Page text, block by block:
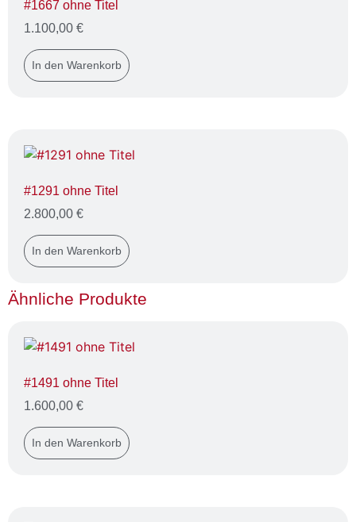
#1667 ohne Titel
1.100,00 €
In den Warenkorb
#1291 ohne Titel
2.800,00 €
In den Warenkorb
Ähnliche Produkte
#1491 ohne Titel
1.600,00 €
In den Warenkorb